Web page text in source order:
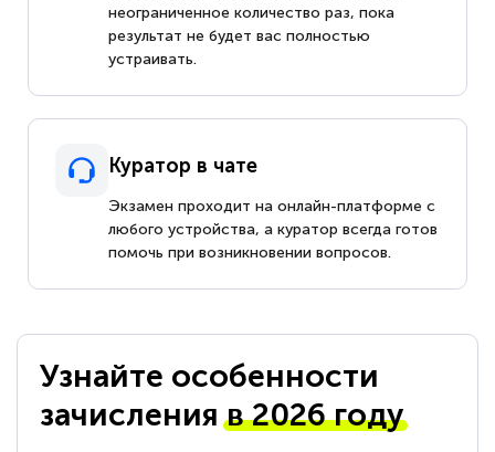
неограниченное количество раз, пока
результат не будет вас полностью
устраивать.
Куратор в чате
Экзамен проходит на онлайн-платформе с
любого устройства, а куратор всегда готов
помочь при возникновении вопросов.
Узнайте особенности
зачисленияв 2026 году